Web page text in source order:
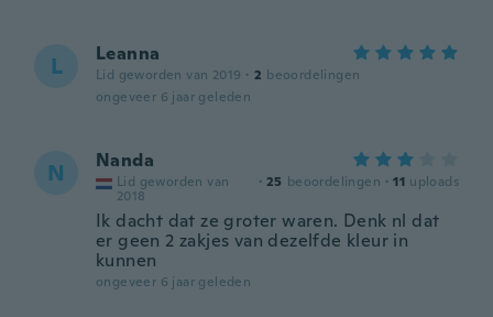
L Leanna
Lid geworden van 2019 · 2 beoordelingen
ongeveer 6 jaar geleden
N Nanda
Lid geworden van
2018
· 25 beoordelingen · 11 uploads
Ik dacht dat ze groter waren. Denk nl dat
er geen 2 zakjes van dezelfde kleur in
kunnen
ongeveer 6 jaar geleden